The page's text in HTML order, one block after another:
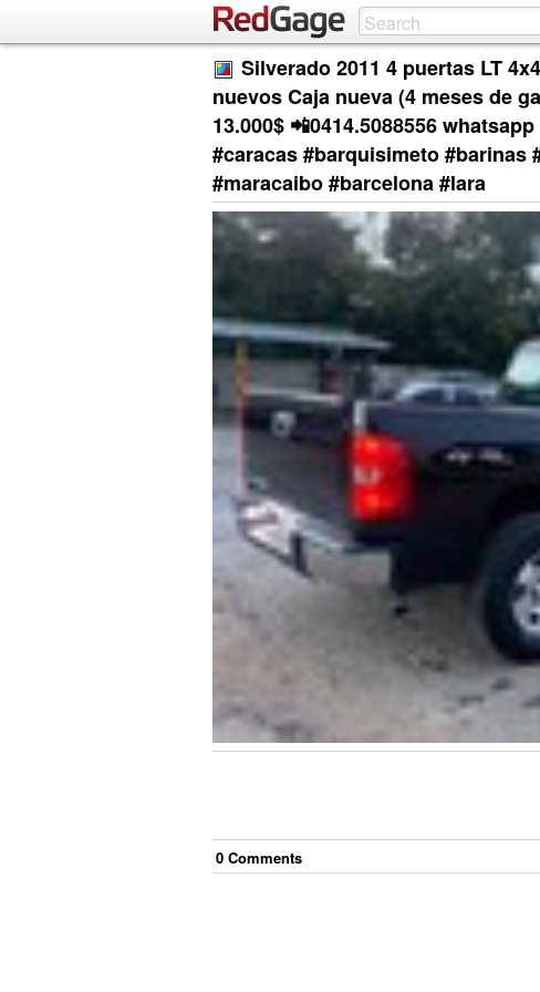
Silverado 2011 4 puertas LT
nuevos Caja nueva (4 meses de
13.000$ 📲0414.5088556
#caracas #barquisimeto #barinas
#maracaibo #barcelona #lara
0 Comments